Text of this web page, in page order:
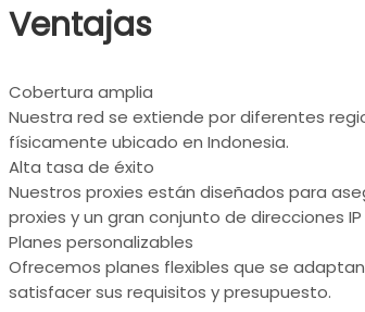
Ventajas
Cobertura amplia
Nuestra red se extiende por diferentes
físicamente ubicado en Indonesia.
Alta tasa de éxito
Nuestros proxies están diseñados para
proxies y un gran conjunto de direcciones
Planes personalizables
Ofrecemos planes flexibles que se
satisfacer sus requisitos y presupuesto.